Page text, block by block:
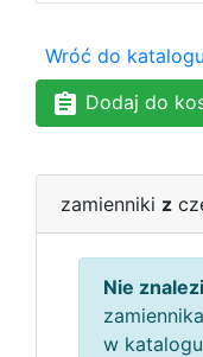
Wróć do
Dodaj do
zamienniki z
Nie
zamiennika
w